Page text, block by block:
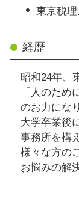
東京税理
経歴
昭和24年、
「人のた
のお力にな
大学卒業後
事務所を構
様々な方の
お悩みの解